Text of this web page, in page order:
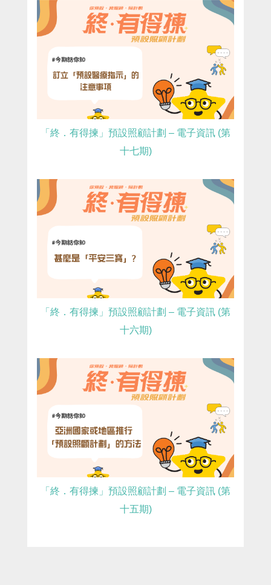
「終．有得揀」預設照顧計劃 – 電子資訊 (第
十七期)
「終．有得揀」預設照顧計劃 – 電子資訊 (第
十六期)
「終．有得揀」預設照顧計劃 – 電子資訊 (第
十五期)